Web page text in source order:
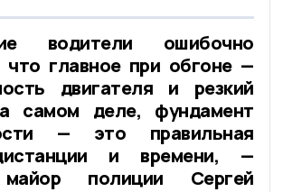
водители ошибочно
что главное при обгоне —
двигателя и резкий
самом деле, фундамент
— это правильная
и времени, —
полиции Сергей